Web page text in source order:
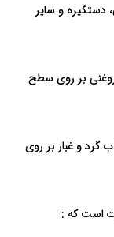
دستگیره و سایر
بر روی سطح
گرد و غبار بر روی
است که :